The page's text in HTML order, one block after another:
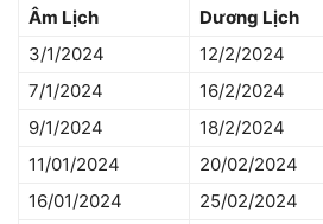
Âm Lịch Dương Lịch
3/1/2024
12/2/2024
7/1/2024
16/2/2024
9/1/2024
18/2/2024
11/01/2024
20/02/2024
16/01/2024
25/02/2024